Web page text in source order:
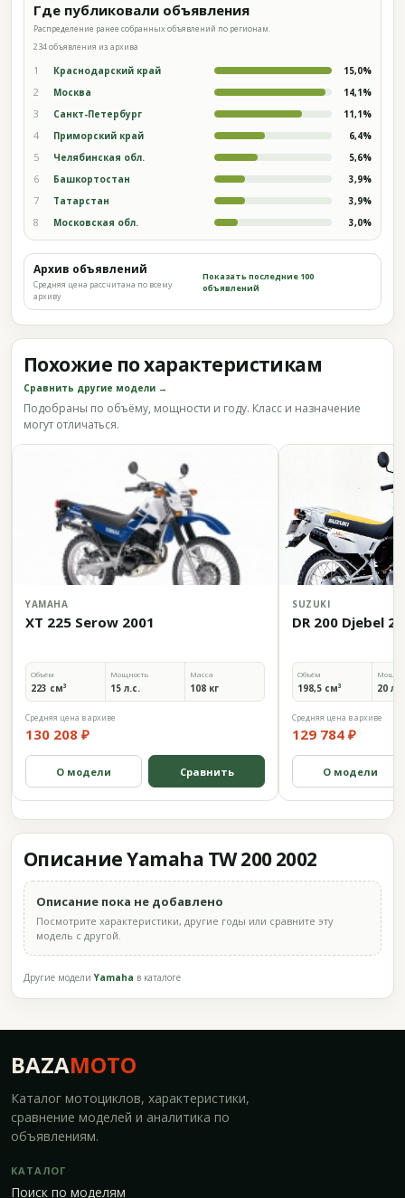
Где публиковали объявления
Распределение ранее собранных объявлений по регионам.
234 объявления из архива
1 Краснодарский край 15,0%
2 Москва 14,1%
3 Санкт-Петербург 11,1%
4 Приморский край 6,4%
5 Челябинская обл. 5,6%
6 Башкортостан 3,9%
7 Татарстан 3,9%
8 Московская обл. 3,0%
Архив объявлений
Средняя цена рассчитана по всему
архиву
Показать последние 100
объявлений
Похожие по характеристикам
Сравнить другие модели →
Подобраны по объёму, мощности и году. Класс и назначение
могут отличаться.
YAMAHA
XT 225 Serow 2001
Объём
223 см³
Мощность
15 л.с.
Масса
108 кг
Средняя цена в архиве
130 208 ₽
О модели Сравнить
SUZUKI
DR 200 Djebel
Объём
198,5 см³ 20
Средняя цена в архиве
129 784 ₽
О модели
Описание Yamaha TW 200 2002
Описание пока не добавлено
Посмотрите характеристики, другие годы или сравните эту
модель с другой.
Другие моделиYamaha в каталоге
BAZAMOTO
Каталог мотоциклов, характеристики,
сравнение моделей и аналитика по
объявлениям.
КАТАЛОГ
Поиск по моделям